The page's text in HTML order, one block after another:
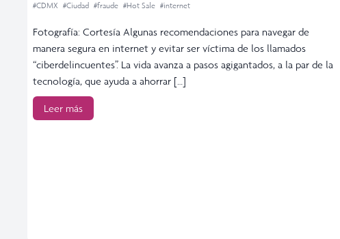
#CDMX #Ciudad #fraude #Hot Sale #internet
Fotografía: Cortesía Algunas recomendaciones para navegar de
manera segura en internet y evitar ser víctima de los llamados
“ciberdelincuentes”. La vida avanza a pasos agigantados, a la par de la
tecnología, que ayuda a ahorrar […]
Leer más